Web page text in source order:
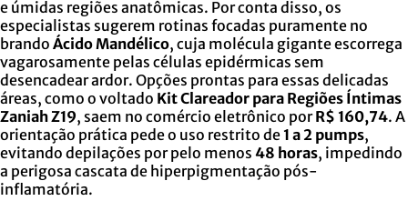
e úmidas regiões anatômicas. Por conta disso, os
especialistas sugerem rotinas focadas puramente no
brando Ácido Mandélico, cuja molécula gigante escorrega
vagarosamente pelas células epidérmicas sem
desencadear ardor. Opções prontas para essas delicadas
áreas, como o voltado Kit Clareador para Regiões Íntimas
Zaniah Z19, saem no comércio eletrônico porR$ 160,74. A
orientação prática pede o uso restrito de 1 a 2 pumps,
evitando depilações por pelo menos 48 horas, impedindo
a perigosa cascata de hiperpigmentação pós-
inflamatória.